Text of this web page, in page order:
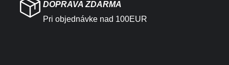
DOPRAVA ZDARMA
Pri objednávke nad 100EUR